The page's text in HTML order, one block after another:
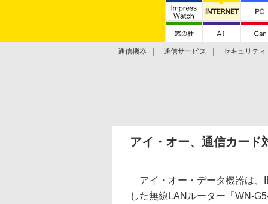
通信機器 通信サービス セキュリティ
アイ・オー、通信カード
アイ・オー・データ機器は、
した無線LANルーター「WN-